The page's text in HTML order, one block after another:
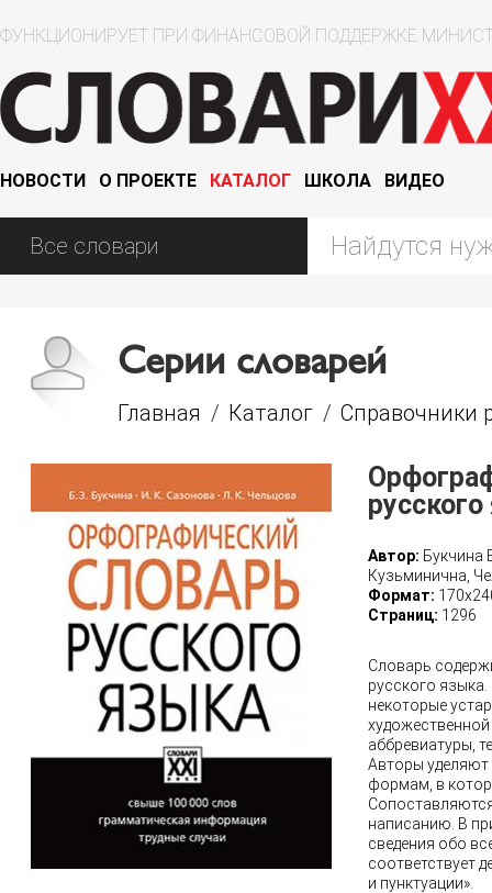
ФУНКЦИОНИРУЕТ ПРИ ФИНАНСОВОЙ ПОДДЕРЖКЕ
НОВОСТИ О ПРОЕКТЕ КАТАЛОГ ШКОЛА ВИДЕО
Серии словарей
Главная / Каталог / Справочники
Автор: Букчина
Кузьминична,
Формат:
Страниц: 1296
Словарь
русского
некоторые
аббревиатуры,
Авторы
формам, в
написанию. В
сведения обо
соответствует
и пунктуации».